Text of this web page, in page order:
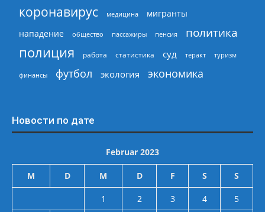
коронавирус медицина
мигранты
нападение
общество пассажиры пенсия политика
полиция работа статистика суд теракт туризм
финансы футбол экология экономика
Новости по дате
Februar 2023
M D M D F S S
1 2 3 4
5